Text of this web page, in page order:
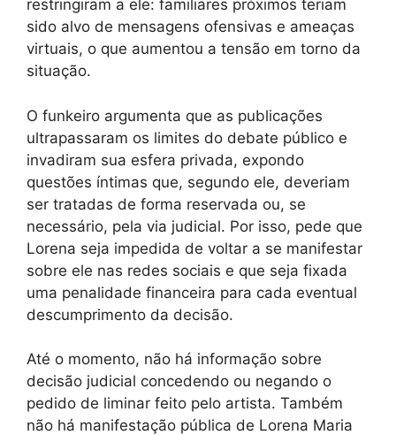
restringiram a ele: familiares próximos teriam
sido alvo de mensagens ofensivas e ameaças
virtuais, o que aumentou a tensão em torno da
situação.
O funkeiro argumenta que as publicações
ultrapassaram os limites do debate público e
invadiram sua esfera privada, expondo
questões íntimas que, segundo ele, deveriam
ser tratadas de forma reservada ou, se
necessário, pela via judicial. Por isso, pede que
Lorena seja impedida de voltar a se manifestar
sobre ele nas redes sociais e que seja fixada
uma penalidade financeira para cada eventual
descumprimento da decisão.
Até o momento, não há informação sobre
decisão judicial concedendo ou negando o
pedido de liminar feito pelo artista. Também
não há manifestação pública de Lorena Maria